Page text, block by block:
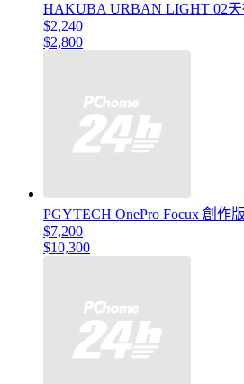
HAKUBA URBAN LIGHT 02
$2,240
$2,800
PGYTECH OnePro Focux 創作
$7,200
$10,300